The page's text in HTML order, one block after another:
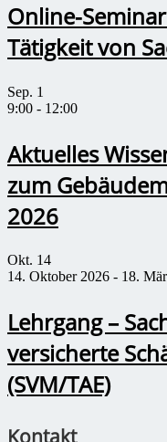
Online-
Tätigkeit von
Sep. 1
9:00 - 12:00
Aktuelles
zum
2026
Okt. 14
14. Oktober 2026 - 18.
Lehrgang –
versicherte
(SVM/TAE)
Kontakt